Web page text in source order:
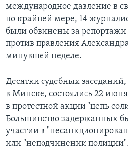
международное давление в
по крайней мере, 14
были обвинены за репортажи
против правления
минувшей неделе.
Десятки судебных
в Минске, состоялись 22
в протестной акции "цепь
Большинство задержанных
участии в
или "неподчинении полиции".